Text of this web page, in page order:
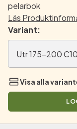
pelarbok
Läs
Variant:
Visa alla